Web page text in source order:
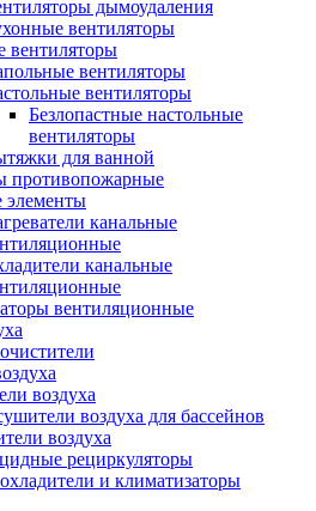
дымоудаления
вентиляторы
вентиляторы
вентиляторы
вентиляторы
Безлопастные настольные
вентиляторы
для ванной
противопожарные
элементы
канальные
канальные
вентиляционные
воздуха
воздуха для бассейнов
воздуха
рециркуляторы
и климатизаторы